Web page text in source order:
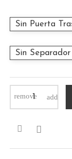
Sin Puerta
Sin Separador
